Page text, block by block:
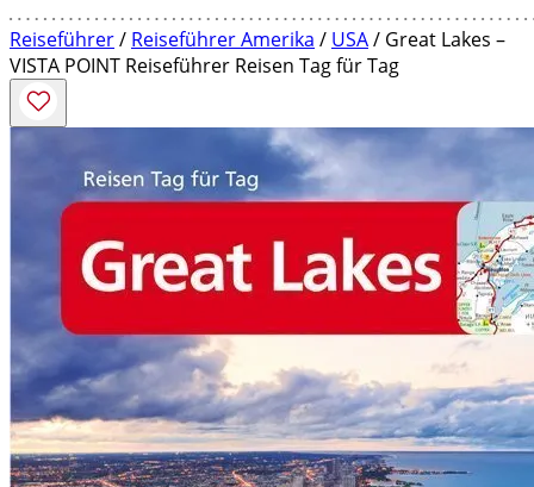
Reiseführer/ Reiseführer Amerika / USA/ Great Lakes –
VISTA POINT Reiseführer Reisen Tag für Tag